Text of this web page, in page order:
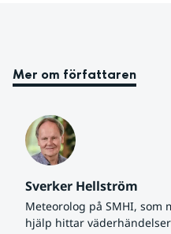
Mer om författaren
Sverker Hellström
Meteorolog på SMHI, som
hjälp hittar